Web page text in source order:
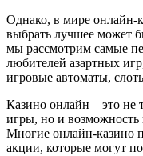
Однако, в мире онлайн-
выбрать лучшее может
мы рассмотрим самые
любителей азартных
игровые автоматы,
Казино онлайн – это не
игры, но и
Многие онлайн-казино
акции, которые могут